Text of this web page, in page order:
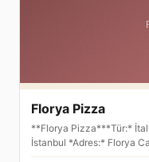
Florya Pizza
**Florya Pizza***Tür:*
İstanbul *Adres:* Florya